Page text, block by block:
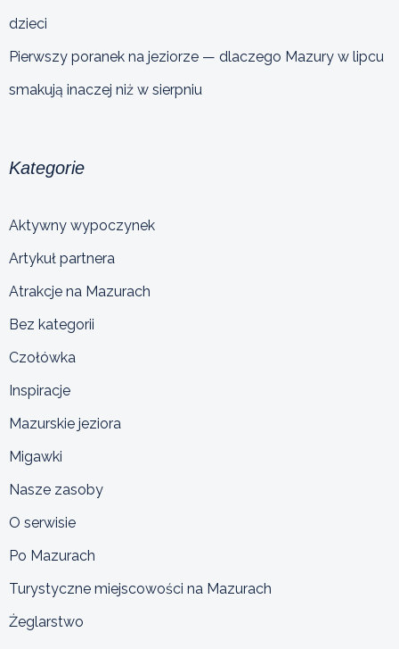
dzieci
Pierwszy poranek na jeziorze — dlaczego Mazury w lipcu
smakują inaczej niż w sierpniu
Kategorie
Aktywny wypoczynek
Artykuł partnera
Atrakcje na Mazurach
Bez kategorii
Czołówka
Inspiracje
Mazurskie jeziora
Migawki
Nasze zasoby
O serwisie
Po Mazurach
Turystyczne miejscowości na Mazurach
Żeglarstwo